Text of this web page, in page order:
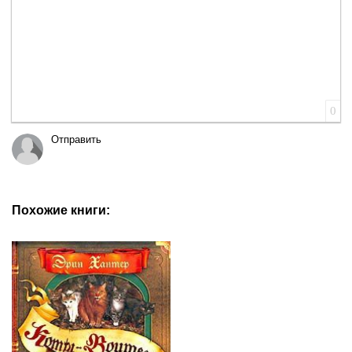
0
Отправить
Похожие книги: